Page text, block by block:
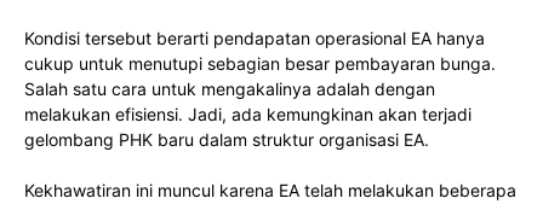
Kondisi tersebut berarti pendapatan operasional EA hanya
cukup untuk menutupi sebagian besar pembayaran bunga.
Salah satu cara untuk mengakalinya adalah dengan
melakukan efisiensi. Jadi, ada kemungkinan akan terjadi
gelombang PHK baru dalam struktur organisasi EA.
Kekhawatiran ini muncul karena EA telah melakukan beberapa